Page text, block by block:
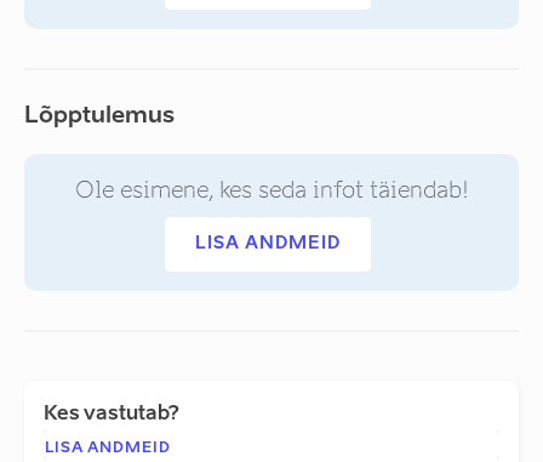
Lõpptulemus
Ole esimene, kes seda infot täiendab!
LISA ANDMEID
Kes vastutab?
LISA ANDMEID